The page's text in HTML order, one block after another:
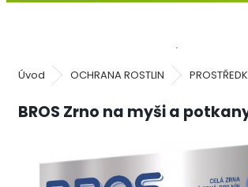
Úvod OCHRANA ROSTLIN
BROS Zrno na myši a